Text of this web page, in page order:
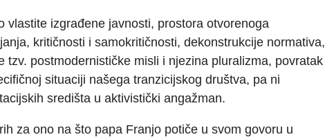
vlastite izgrađene javnosti, prostora otvorenoga
kritičnosti i samokritičnosti, dekonstrukcije normativa,
tzv. postmodernističke misli i njezina pluralizma, povratak
situaciji našega tranzicijskog društva, pa ni
središta u aktivistički angažman.
za ono na što papa Franjo potiče u svom govoru u